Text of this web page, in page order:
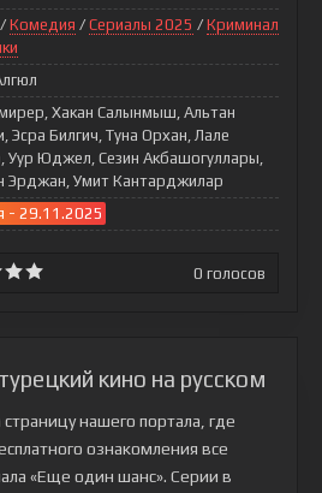
/ Комедия / Сериалы 2025 / Криминал
Хакан Салынмыш, Альтан
Эсра Билгич, Туна Орхан, Лале
Уур Юджел, Сезин Акбашогуллары,
Эрджан, Умит Кантарджилар
- 29.11.2025
0 голосов
кино на русском
нашего портала, где
ознакомления все
«Еще один шанс». Серии в